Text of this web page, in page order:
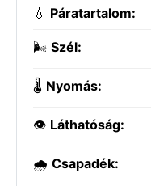
💧 Páratartalom:
🌬️ Szél:
🌡️ Nyomás:
👁️ Láthatóság:
🌧️ Csapadék: